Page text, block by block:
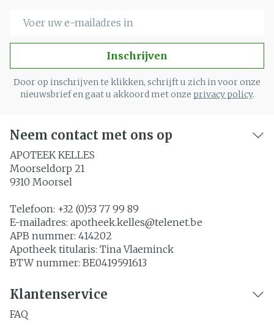
Inschrijven
Door op inschrijven te klikken, schrijft u zich in voor onze
nieuwsbrief en gaat u akkoord met onze privacy policy.
Neem contact met ons op
APOTEEK KELLES
Moorseldorp 21
9310 Moorsel
Telefoon: +32 (0)53 77 99 89
E-mailadres: apotheek.kelles@telenet.be
APB nummer: 414202
Apotheek titularis: Tina Vlaeminck
BTW nummer: BE0419591613
Klantenservice
FAQ